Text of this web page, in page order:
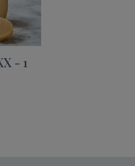
- 1